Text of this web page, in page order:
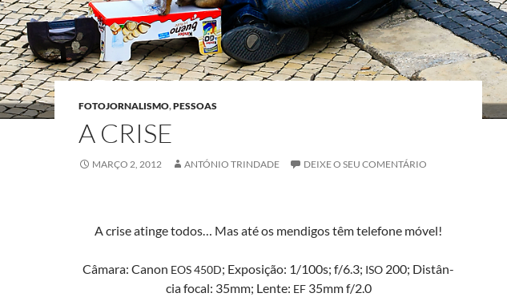
FOTOJORNALISMO,PESSOAS
A CRISE
MARÇO 2, 2012 ANTÓNIO TRINDADE DEIXE O SEU COMENTÁRIO
A crise atinge todos… Mas até os mendi­gos têm tele­fone móvel!
Câmara: Canon EOS450D; Exposição: 1/100s; f/6.3; ISO 200; Dis­tân­
cia focal: 35mm; Lente: EF35mm f/2.0